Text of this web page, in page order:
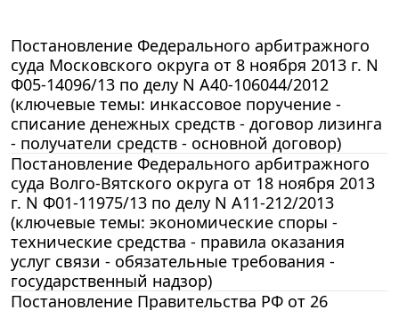
Постановление Федерального арбитражного
суда Московского округа от 8 ноября 2013 г. N
Ф05-14096/13 по делу N А40-106044/2012
(ключевые темы: инкассовое поручение -
списание денежных средств - договор лизинга
- получатели средств - основной договор)
Постановление Федерального арбитражного
суда Волго-Вятского округа от 18 ноября 2013
г. N Ф01-11975/13 по делу N А11-212/2013
(ключевые темы: экономические споры -
технические средства - правила оказания
услуг связи - обязательные требования -
государственный надзор)
Постановление Правительства РФ от 26